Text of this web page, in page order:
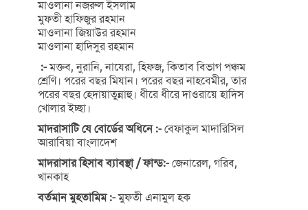
মাওলানা নজরুল ইসলাম
মুফতী হাফিজুর রহমান
মাওলানা জিয়াউর রহমান
মাওলানা হাদিসুর রহমান
:-মক্তব, নুরানি, নাযেরা, হিফজ, কিতাব বিভাগ পঞ্চম
শ্রেণি। পরের বছর মিযান। পরের বছর নাহবেমীর, তার
পরের বছর হেদায়াতুন্নাহু। ধীরে ধীরে দাওরায়ে হাদিস
খোলার ইচ্ছা।
মাদরাসাটি যে বোর্ডের অধিনে :- বেফাকুল মাদারিসিল
আরাবিয়া বাংলাদেশ
মাদরাসার হিসাব ব্যাবস্থা / ফান্ড:- জেনারেল, গরিব,
খানকাহ
বর্তমান মুহতামিম :-মুফতী এনামুল হক